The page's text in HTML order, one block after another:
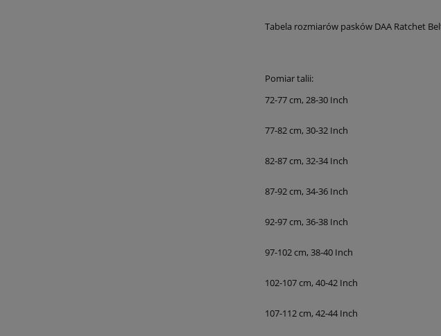
Tabela rozmiarów pasków DAA Ratchet
Pomiar talii:
72-77 cm, 28-30 Inch
77-82 cm, 30-32 Inch
82-87 cm, 32-34 Inch
87-92 cm, 34-36 Inch
92-97 cm, 36-38 Inch
97-102 cm, 38-40 Inch
102-107 cm, 40-42 Inch
107-112 cm, 42-44 Inch